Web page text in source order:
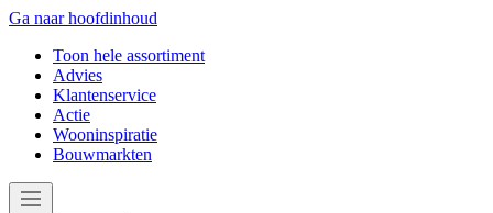
Ga naar hoofdinhoud
Toon hele assortiment
Advies
Klantenservice
Actie
Wooninspiratie
Bouwmarkten